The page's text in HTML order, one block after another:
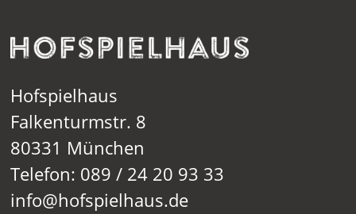
Hofspielhaus
Falkenturmstr. 8
80331 München
Telefon: 089 / 24 20 93 33
info@hofspielhaus.de